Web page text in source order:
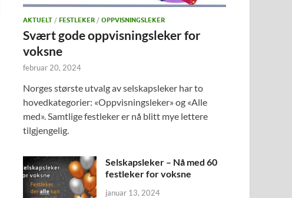
AKTUELT /FESTLEKER /OPPVISNINGSLEKER
Svært gode oppvisningsleker for
voksne
februar 20, 2024
Norges største utvalg av selskapsleker har to
hovedkategorier: «Oppvisningsleker» og «Alle
med». Samtlige festleker er nå blitt mye lettere
tilgjengelig.
Selskapsleker – Nå med 60
festleker for voksne
januar 13, 2024